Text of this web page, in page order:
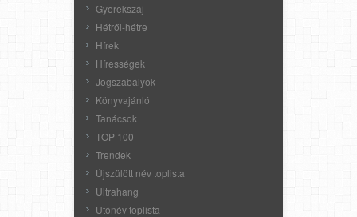
Gyerekszáj
Hétről-hétre
Hírek
Hírességek
Jogszabályok
Könyvajánló
Tanácsok
TOP 100
Trendek
Újszülött név toplista
Ultrahang
Utónév toplista